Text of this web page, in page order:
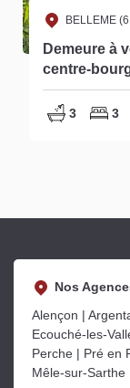
BELLEME
Demeure à
centre-
Bellême -
3 3
Nos
Alençon |
Ecouché-les-
Perche | Pré en
Mêle-sur-Sarthe